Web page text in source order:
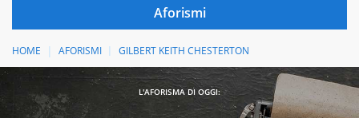
HOME AFORISMI GILBERT KEITH CHESTERTON
L'AFORISMA DI OGGI: